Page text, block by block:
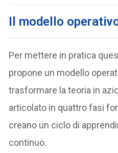
Il modello
Per mettere in pratica
propone un modello
trasformare la teoria in
articolato in quattro fasi
creano un ciclo di
continuo.